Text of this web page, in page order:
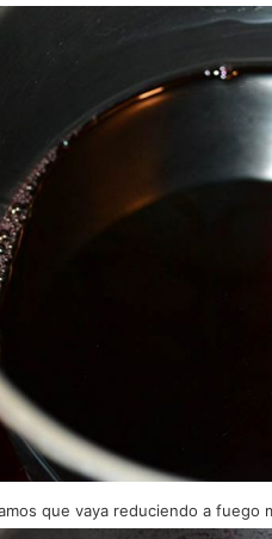
que vaya reduciendo a fuego